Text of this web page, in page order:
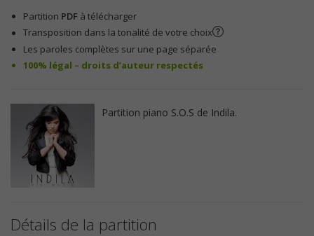
Partition PDF à télécharger
Transposition dans la tonalité de votre choix
Les paroles complètes sur une page séparée
100% légal – droits d’auteur respectés
Partition piano S.O.S de Indila.
Détails de la partition